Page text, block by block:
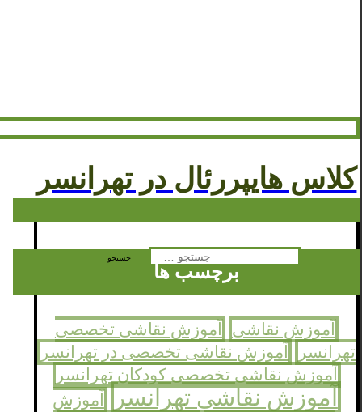
کلاس هایپررئال در تهرانسر
برچسب ها
آموزش نقاشی
آموزش نقاشی تخصصی
تهرانسر
آموزش نقاشی تخصصی در تهرانسر
آموزش نقاشی تخصصی کودکان تهرانسر
آموزش نقاشی تهرانسر
آموزش